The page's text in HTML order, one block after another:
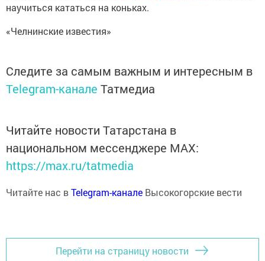
научиться кататься на коньках.
«Челнинские известия»
Следите за самым важным и интересным в
Telegram-канале Татмедиа
Читайте новости Татарстана в
национальном мессенджере MАХ:
https://max.ru/tatmedia
Читайте нас вTelegram-канале Высокогорские вести
Перейти на страницу новости